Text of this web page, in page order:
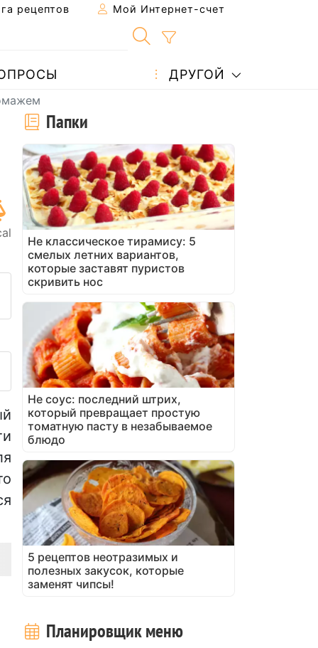
рецептов Мой Интернет-счет
ДРУГОЙ
другу
эту страницу
вопрос автору
фото этого
Папки
Не классическое тирамису: 5
смелых летних вариантов,
которые заставят пуристов
скривить нос
Не соус: последний штрих,
который превращает простую
томатную пасту в незабываемое
блюдо
5 рецептов неотразимых и
полезных закусок, которые
заменят чипсы!
Планировщик меню